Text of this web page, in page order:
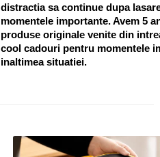
distractia sa continue dupa
momentele importante. Avem 5
produse originale venite din
cool cadouri pentru momentele
inaltimea situatiei.